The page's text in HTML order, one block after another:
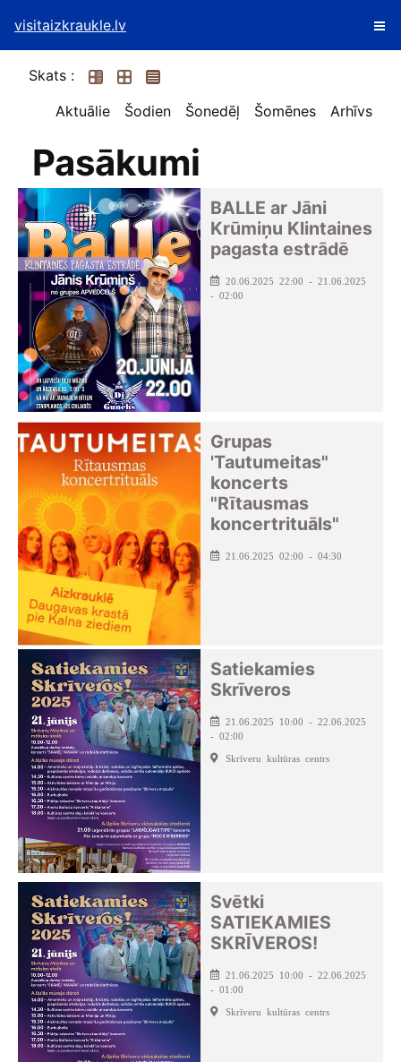
visitaizkraukle.lv
Skats :
Aktuālie
Šodien Šonedēļ Šomēnes Arhīvs
Pasākumi
BALLE ar Jāni
Krūmiņu Klintaines
pagasta estrādē
20.06.2025 22:00 - 21.06.2025
- 02:00
Grupas
'Tautumeitas"
koncerts
"Rītausmas
koncertrituāls"
21.06.2025 02:00 - 04:30
Satiekamies
Skrīveros
21.06.2025 10:00 - 22.06.2025
- 02:00
Skrīveru kultūras centrs
Svētki
SATIEKAMIES
SKRĪVEROS!
21.06.2025 10:00 - 22.06.2025
- 01:00
Skrīveru kultūras centrs